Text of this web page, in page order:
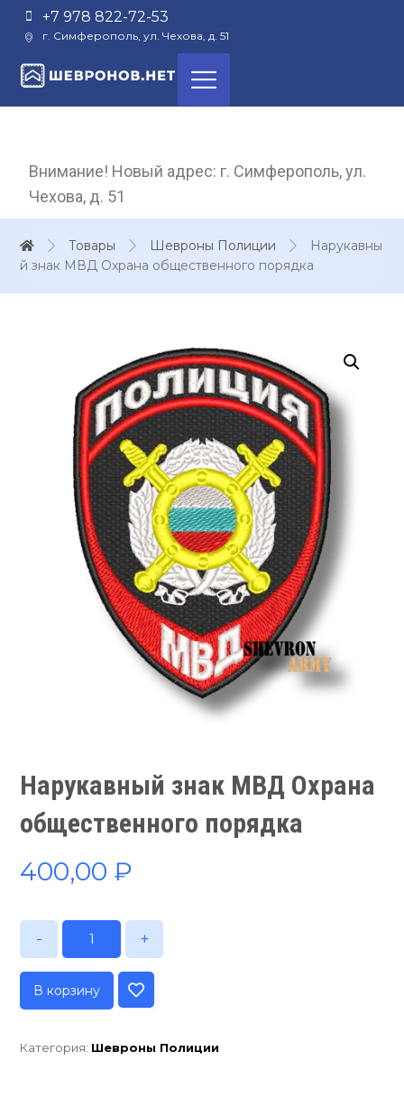
+7 978 822-72-53
г. Симферополь, ул. Чехова, д. 51
Внимание! Новый адрес: г. Симферополь, ул.
Чехова, д. 51
Товары Шевроны Полиции
Нарукавны
й знак МВД Охрана общественного порядка
Нарукавный знак МВД Охрана
общественного порядка
400,00₽
- +
В корзину
Категория: Шевроны Полиции